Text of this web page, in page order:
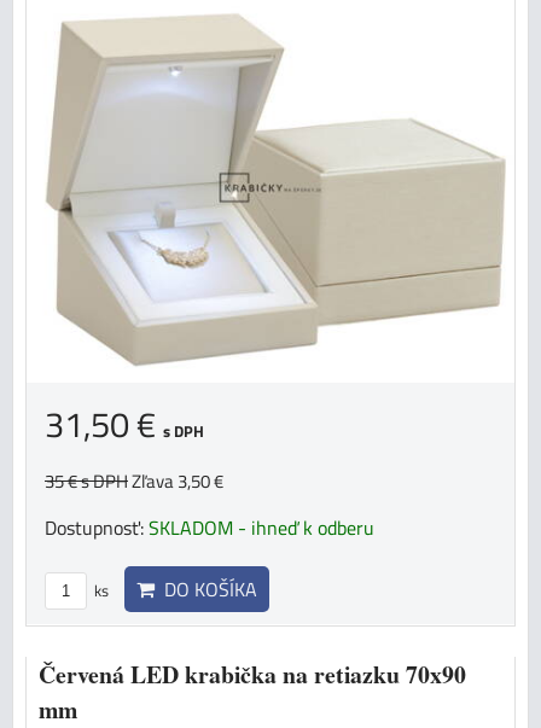
31,50 € s DPH
35 €s DPHZľava 3,50 €
Dostupnosť:SKLADOM - ihneď k odberu
ks DO KOŠÍKA
Červená LED krabička na retiazku 70x90
mm